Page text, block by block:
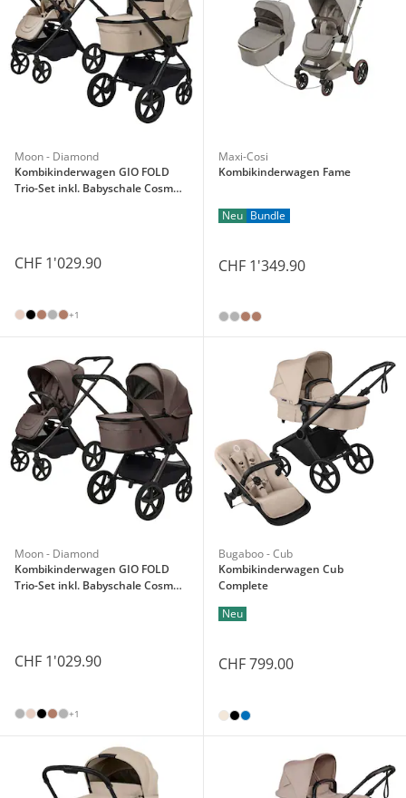
Moon - Diamond
Kombikinderwagen GIO FOLD
Trio-Set inkl. Babyschale Cosmo
CHF 1'029.90
+1
Maxi-Cosi
Kombikinderwagen Fame
Neu Bundle
CHF 1'349.90
Moon - Diamond
Kombikinderwagen GIO FOLD
Trio-Set inkl. Babyschale Cosmo
CHF 1'029.90
+1
Bugaboo - Cub
Kombikinderwagen Cub
Complete
Neu
CHF 799.00